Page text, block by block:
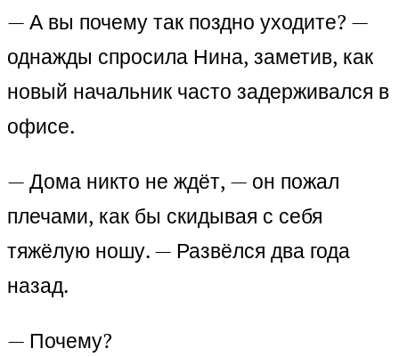
— А вы почему так поздно уходите? —
однажды спросила Нина, заметив, как
новый начальник часто задерживался в
офисе.
— Дома никто не ждёт, — он пожал
плечами, как бы скидывая с себя
тяжёлую ношу. — Развёлся два года
назад.
— Почему?